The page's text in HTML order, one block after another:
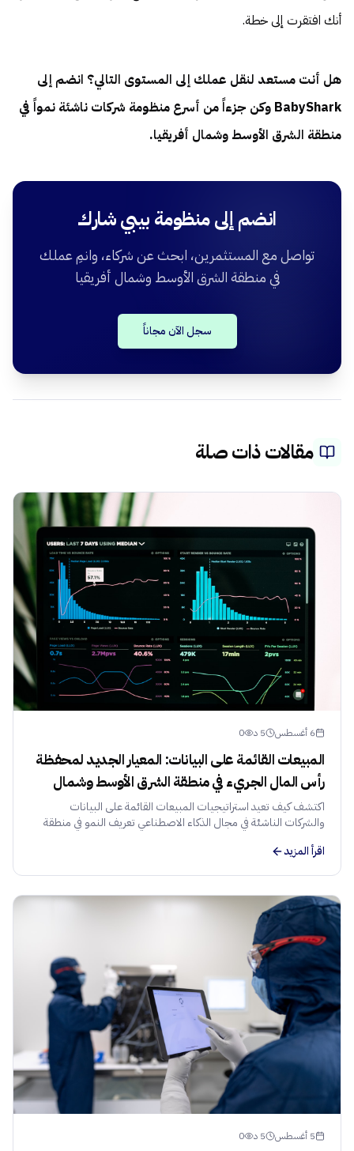
أنك افتقرت إلى خطة.
هل أنت مستعد لنقل عملك إلى المستوى التالي؟ انضم إلى
BabyShark وكن جزءاً من أسرع منظومة شركات ناشئة نمواً في
منطقة الشرق الأوسط وشمال أفريقيا.
انضم إلى منظومة بيبي شارك
تواصل مع المستثمرين، ابحث عن شركاء، وانمِ عملك
في منطقة الشرق الأوسط وشمال أفريقيا
سجل الآن مجاناً
مقالات ذات صلة
6 أغسطس 5 د 0
المبيعات القائمة على البيانات: المعيار الجديد لمحفظة
رأس المال الجريء في منطقة الشرق الأوسط وشمال
أفريقيا
اكتشف كيف تعيد استراتيجيات المبيعات القائمة على البيانات
والشركات الناشئة في مجال الذكاء الاصطناعي تعريف النمو في منطقة
وتدفق الصفقات.
اقرأ المزيد
5 أغسطس 5 د 0